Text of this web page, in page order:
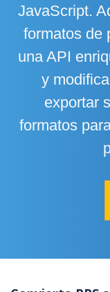
JavaScript.
formatos de
una API
y
exportar
formatos